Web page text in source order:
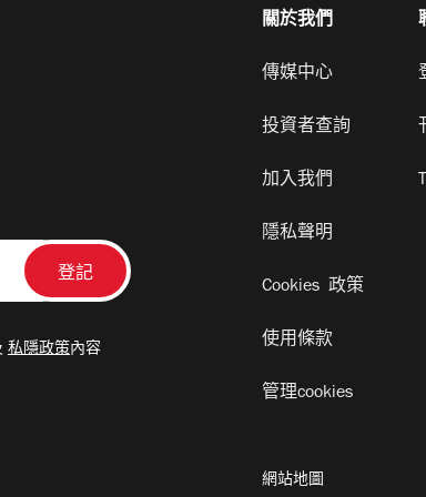
私隱政策內容
關於我們
傳媒中心
投資者查詢
加入我們
隱私聲明
Cookies 政策
使用條款
管理cookies
網站地圖